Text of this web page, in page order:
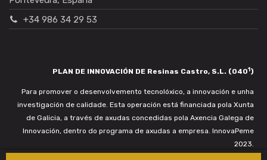
+34 986 34 29 53
PLAN DE INNOVACIÓN DE Resinas Castro, S.L. (0401)
Para promover o desenvolvemento tecnolóxico, a innovación e unha
investigación de calidade. Esta operación está financiada pola Xunta
de Galicia, a través de axudas concedidas pola Axencia Galega de
Innovación, dentro do programa de axudas a empresa. InnovaPeme
2023.